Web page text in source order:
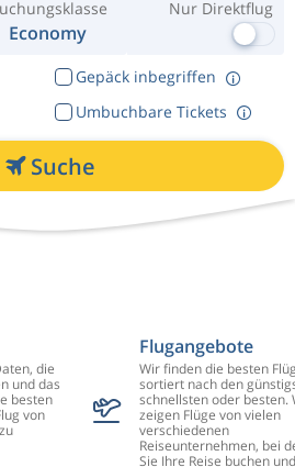
Economy
Nur Direktflug
Gepäck inbegriffen
Umbuchbare Tickets
Suche
die
und das
besten
von
Flugangebote
Wir finden die besten
sortiert nach den
schnellsten oder besten.
zeigen Flüge von vielen
verschiedenen
Reiseunternehmen, bei
Sie Ihre Reise buchen